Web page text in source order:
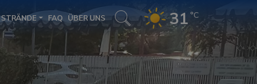
STRÄNDE FAQ ÜBER UNS 31 °C